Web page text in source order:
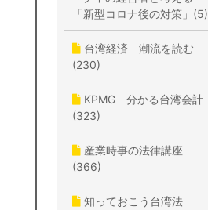
「新型コロナ後の対策」(5)
台湾経済 潮流を読む
(230)
KPMG 分かる台湾会計
(323)
産業時事の法律講座
(366)
知っておこう台湾法